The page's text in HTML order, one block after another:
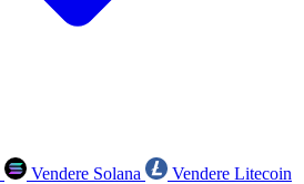
Vendere Solana
Vendere Litecoin